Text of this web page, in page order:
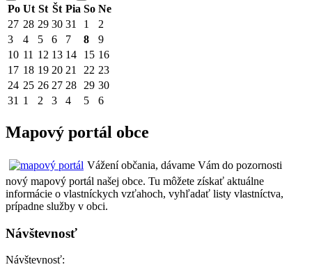
Po Ut St Št Pia So Ne
27 28 29 30 31 1
2
3
4 5 6 7 8
9
10 11 12 13 14 15 16
17 18 19 20 21 22 23
24 25 26 27 28 29 30
31 1 2 3 4 5 6
Mapový portál obce
Vážení občania, dávame Vám do pozornosti
nový mapový portál našej obce. Tu môžete získať aktuálne
informácie o vlastníckych vzťahoch, vyhľadať listy vlastníctva,
prípadne služby v obci.
Návštevnosť
Návštevnosť: